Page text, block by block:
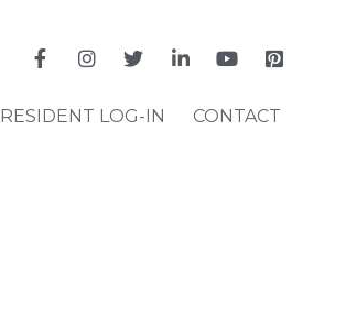
RESIDENT LOG-IN CONTACT